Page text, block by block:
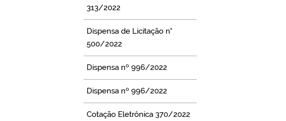
313/2022
Dispensa de Licitação n°
500/2022
Dispensa nº 996/2022
Dispensa nº 996/2022
Cotação Eletrônica 370/2022